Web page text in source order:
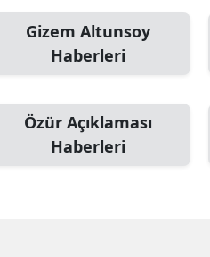
Gizem Altunsoy
Haberleri
Özür Açıklaması
Haberleri